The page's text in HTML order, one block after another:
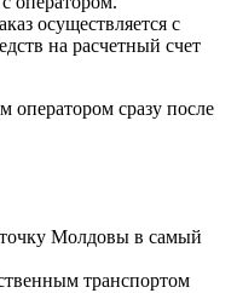
осуществляется с
на расчетный счет
оператором сразу после
Молдовы в самый
транспортом